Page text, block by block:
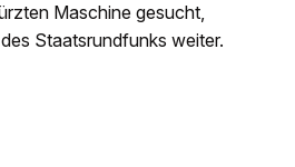
Maschine gesucht,
Staatsrundfunks weiter.